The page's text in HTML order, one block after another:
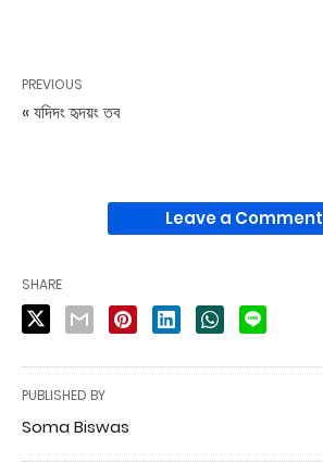
PREVIOUS
« যদিদং হৃদয়ং তব
Leave a Comment
SHARE
PUBLISHED BY
Soma Biswas